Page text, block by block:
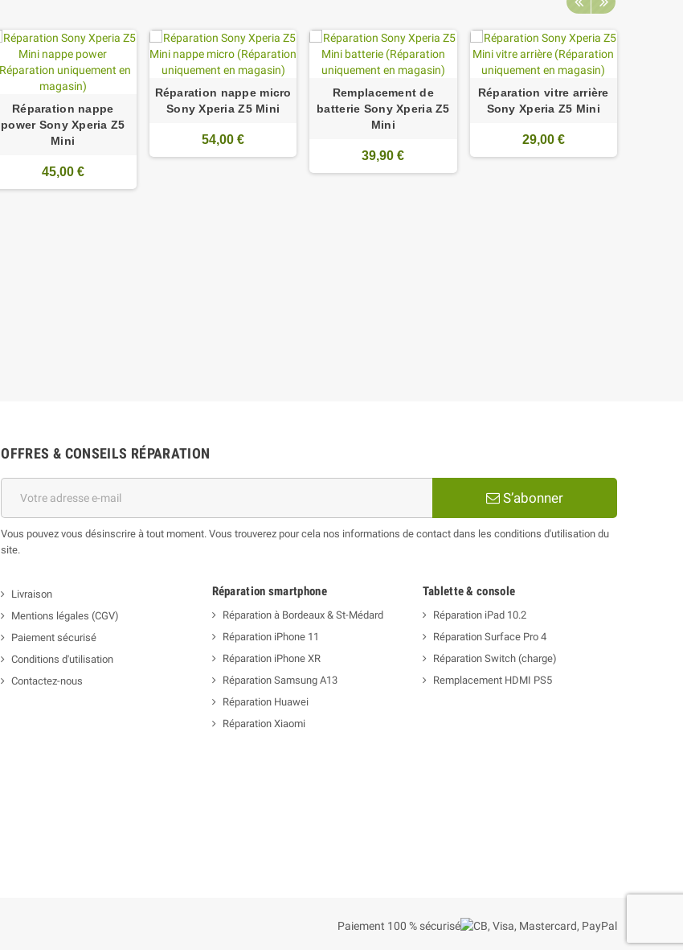
Réparation nappe
power Sony Xperia Z5
Mini
45,00 €
Réparation nappe micro
Sony Xperia Z5 Mini
54,00 €
Remplacement de
batterie Sony Xperia Z5
Mini
39,90 €
Réparation vitre arrière
Sony Xperia Z5 Mini
29,00 €
OFFRES & CONSEILS RÉPARATION
S’abonner
Vous pouvez vous désinscrire à tout moment. Vous trouverez pour cela nos informations de contact dans les conditions d'utilisation du
site.
Livraison
Mentions légales (CGV)
Paiement sécurisé
Conditions d'utilisation
Contactez-nous
Réparation smartphone
Réparation à Bordeaux & St-Médard
Réparation iPhone 11
Réparation iPhone XR
Réparation Samsung A13
Réparation Huawei
Réparation Xiaomi
Tablette & console
Réparation iPad 10.2
Réparation Surface Pro 4
Réparation Switch (charge)
Remplacement HDMI PS5
Paiement 100 % sécurisé